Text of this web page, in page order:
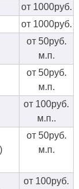
от 1000руб.
от 1000руб.
от 50руб.
м.п.
от 50руб.
м.п.
от 100руб.
м.п..
от 50руб.
м.п.
от 100руб.